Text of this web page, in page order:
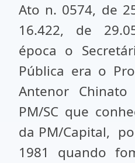
Ato n. 0574, de
16.422, de
época o
Pública era o
Antenor Chinato
PM/SC que
da PM/Capital,
1981 quando